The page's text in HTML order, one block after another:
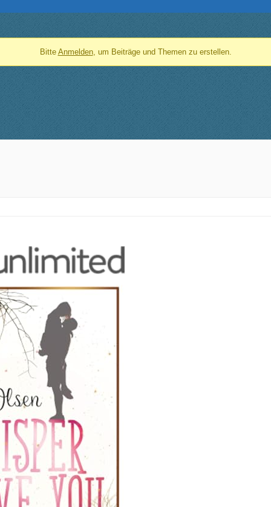
Bitte Anmelden, um Beiträge und Themen zu erstellen.
wp-content/plugins/tinymce-advanced/mce/print/plugin.min.js